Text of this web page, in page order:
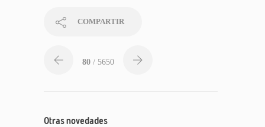
COMPARTIR
80 / 5650
Otras novedades